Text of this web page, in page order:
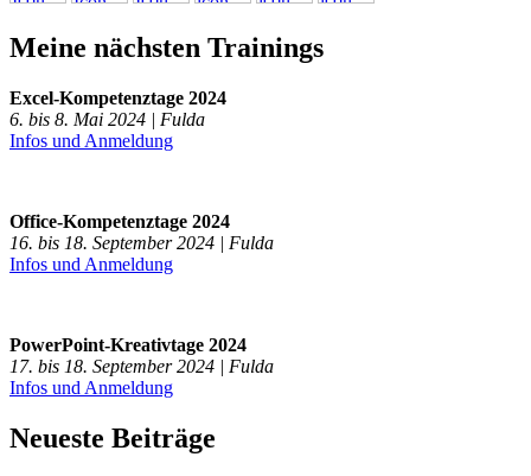
Meine nächsten Trainings
Excel-Kompetenztage 2024
6. bis 8. Mai 2024 | Fulda
Infos und Anmeldung
Office-Kompetenztage 2024
16. bis 18. September 2024 | Fulda
Infos und Anmeldung
PowerPoint-Kreativtage 2024
17. bis 18. September 2024 | Fulda
Infos und Anmeldung
Neueste Beiträge